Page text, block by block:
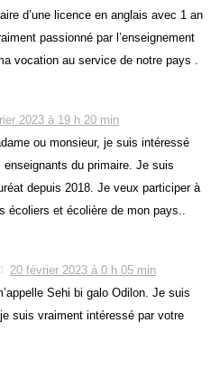
d’une licence en anglais avec 1 an
passionné par l’enseignement
vocation au service de notre pays .
2023 à 19 h 20 min
ou monsieur, je suis intéressé
du primaire. Je suis
depuis 2018. Je veux participer à
écoliers et écolière de mon pays..
20 février 2023 à 0 h 05 min
Sehi bi galo Odilon. Je suis
suis vraiment intéressé par votre